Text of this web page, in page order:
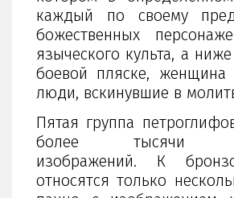
каждый по своему
божественных
языческого культа, а
боевой пляске, женщина
люди, вскинувшие в
Пятая группа
более тысячи
изображений. К
относятся только